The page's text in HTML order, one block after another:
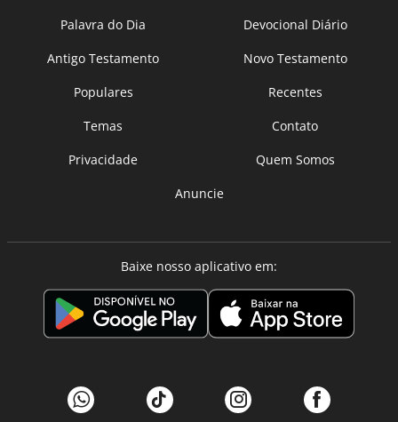
Palavra do Dia
Devocional Diário
Antigo Testamento
Novo Testamento
Populares
Recentes
Temas
Contato
Privacidade
Quem Somos
Anuncie
Baixe nosso aplicativo em: